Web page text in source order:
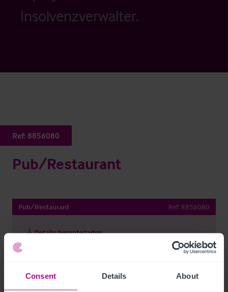
Consent Details About
Insolvenzverwalter.
Ref: 8856080
Pub/Restaurant
Pub/Restaurant Ref: 8856080
Details herunterladen